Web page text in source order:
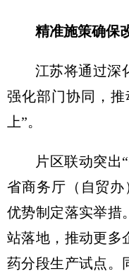
精准施策确保
江苏将通过深
强化部门协同，
上”。
片区联动突出
省商务厅（自贸
优势制定落实举措
站落地，推动更多
药分段生产试点。